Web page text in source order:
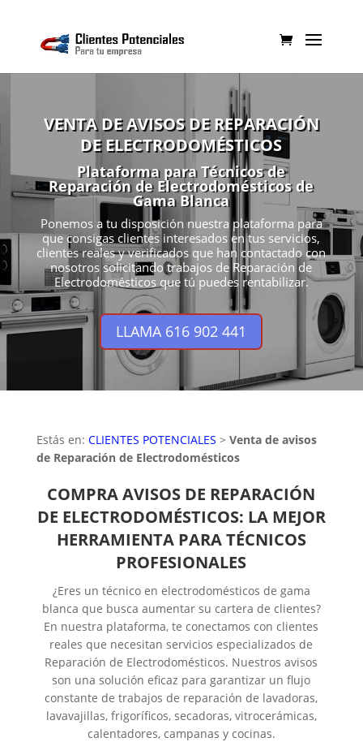
VENTA DE AVISOS DE REPARACIÓN
DE ELECTRODOMÉSTICOS
Plataforma para Técnicos de
Reparación de Electrodomésticos de
Gama Blanca
Ponemos a tu disposición nuestra plataforma para
que consigas clientes interesados en tus servicios,
clientes reales y verificados que han contactado con
nosotros solicitando trabajos de Reparación de
Electrodomésticos que tú puedes rentabilizar.
LLAMA 616 902 441
Estás en: CLIENTES POTENCIALES > Venta de avisos
de Reparación de Electrodomésticos
COMPRA AVISOS DE REPARACIÓN
DE ELECTRODOMÉSTICOS: LA MEJOR
HERRAMIENTA PARA TÉCNICOS
PROFESIONALES
¿Eres un técnico en electrodomésticos de gama
blanca que busca aumentar su cartera de clientes?
En nuestra plataforma, te conectamos con clientes
reales que necesitan servicios especializados de
Reparación de Electrodomésticos. Nuestros avisos
son una solución eficaz para garantizar un flujo
constante de trabajos de reparación de lavadoras,
lavavajillas, frigoríficos, secadoras, vitrocerámicas,
calentadores, campanas y cocinas.